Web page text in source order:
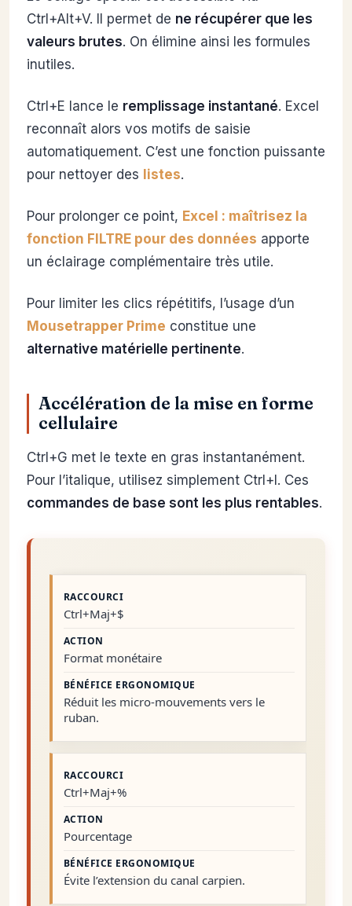
Ctrl+Alt+V. Il permet de ne récupérer que les
valeurs brutes. On élimine ainsi les formules
inutiles.
Ctrl+E lance le remplissage instantané. Excel
reconnaît alors vos motifs de saisie
automatiquement. C’est une fonction puissante
pour nettoyer des listes.
Pour prolonger ce point, Excel : maîtrisez la
fonction FILTRE pour des données apporte
un éclairage complémentaire très utile.
Pour limiter les clics répétitifs, l’usage d’un
Mousetrapper Prime constitue une
alternative matérielle pertinente.
Accélération de la mise en forme
cellulaire
Ctrl+G met le texte en gras instantanément.
Pour l’italique, utilisez simplement Ctrl+I. Ces
commandes de base sont les plus rentables.
Ctrl+Maj+$
Format monétaire
Réduit les micro-mouvements vers le
ruban.
Ctrl+Maj+%
Pourcentage
Évite l’extension du canal carpien.